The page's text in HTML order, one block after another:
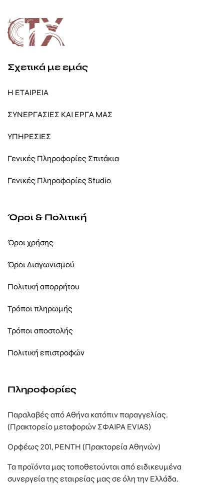
Σχετικά με εμάς
Η ΕΤΑΙΡΕΙΑ
ΣΥΝΕΡΓΑΣΙΕΣ ΚΑΙ ΕΡΓΑ ΜΑΣ
ΥΠΗΡΕΣΙΕΣ
Γενικές Πληροφορίες Σπιτάκια
Γενικές Πληροφορίες Studio
Όροι & Πολιτική
Όροι χρήσης
Όροι Διαγωνισμού
Πολιτική απορρήτου
Τρόποι πληρωμής
Τρόποι αποστολής
Πολιτική επιστροφών
Πληροφορίες
Παραλαβές από Αθήνα κατόπιν παραγγελίας.
(Πρακτορείο μεταφορών ΣΦΑΙΡΑ EVIAS)
Ορφέως 201, ΡΕΝΤΗ (Πρακτορεία Αθηνών)
Τα προϊόντα μας τοποθετούνται από ειδικευμένα
συνεργεία της εταιρείας μας σε όλη την Ελλάδα.